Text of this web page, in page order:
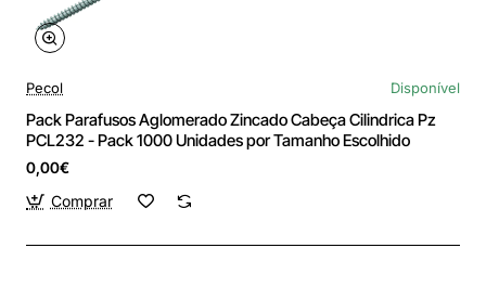
Pecol Disponível
Pack Parafusos Aglomerado Zincado Cabeça Cilindrica Pz
PCL232 - Pack 1000 Unidades por Tamanho Escolhido
0,00€
Comprar